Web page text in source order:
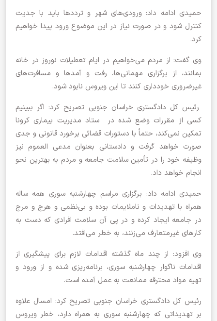
حمیدی ادامه داد: ورودی‌های شهر و ترددها باید با جدیت
کنترل شود و در صورت نیاز در این موضوع ورود پیدا خواهیم
کرد.
وی گفت: از مردم می‌خواهیم در ایام تعطیلات نوروز در خانه
بمانند، از برگزاری مهمانی‌ها، رفت و آمدها و مسافرت‌های
غیرضروری خودداری کنند تا این ویروس نابود شود.
رئیس کل دادگستری خراسان جنوبی تصریح کرد: اگر ببینیم
کسی از مقررات وضع شده در ستاد مدیریت بیماری کرونا
تمکین نمی‌کند، حتماً با دستورات قضائی برخورد قانونی و جدی
صورت خواهد گرفت و دادستانی بعنوان مدعی العموم نیز
وظیفه خود را در تأمین سلامت جامعه و مردم به بهترین نحو
انجام خواهد داد.
حمیدی ادامه داد: برگزاری مراسم چهارشنبه سوری همه ساله
همراه با تهدیدات و ناملایمات بوده و بی‌نظمی و هرج و مرج
در جامعه ایجاد کرده و در پی آن سلامت افرادی که دست به
کارهای غیرمتعارف می‌زنند، به خطر می‌افتد.
وی افزود: از چند ماه گذشته اقدامات لازم برای پیشگیری از
اقدامات ناگوار چهارشنبه سوری، برنامه‌ریزی شده و از ورود و
تهیه مواد محترقه ممانعت به عمل آمده است.
رئیس کل دادگستری خراسان جنوبی تصریح کرد: امسال علاوه
بر تهدیداتی که چهارشنبه سوری به همراه دارد، خطر ویروس